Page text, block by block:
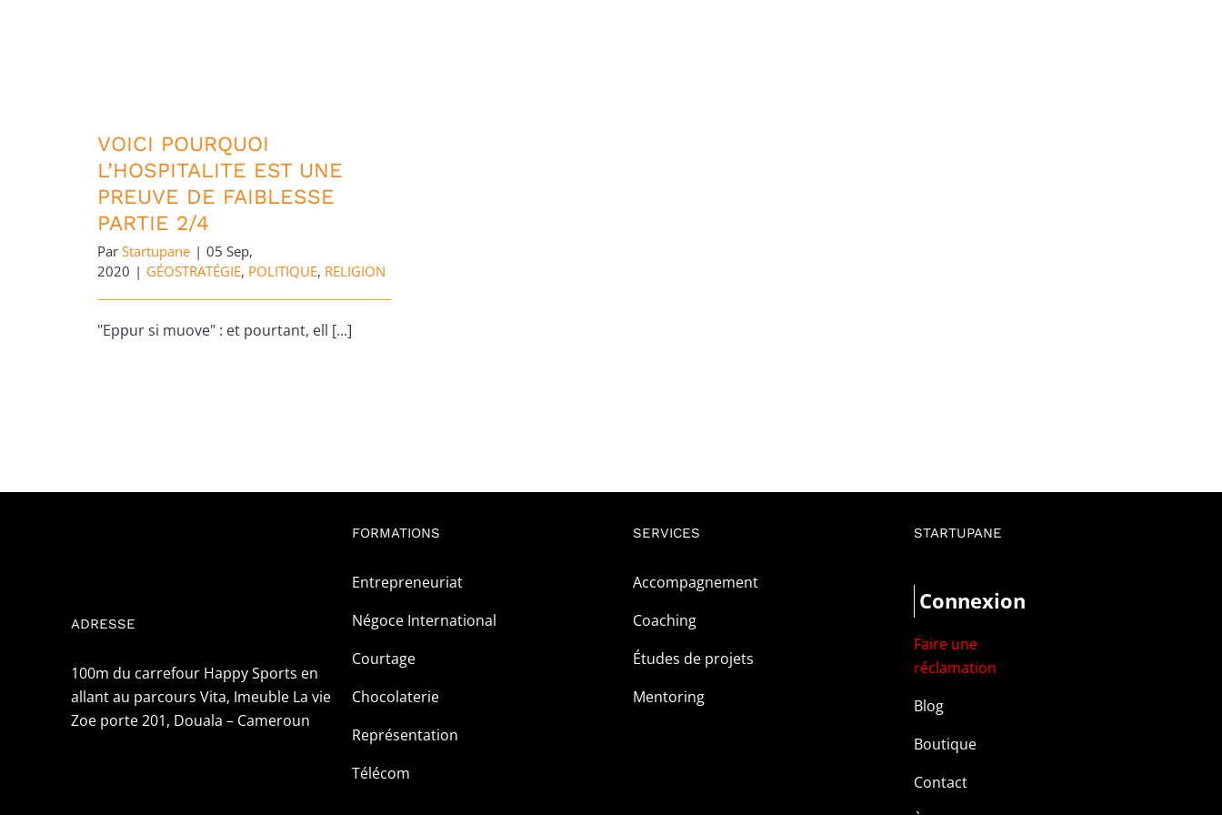
VOICI POURQUOI
L’HOSPITALITE EST UNE
PREUVE DE FAIBLESSE
PARTIE 2/4
Par Startupane | 05 Sep,
2020 | GÉOSTRATÉGIE, POLITIQUE, RELIGION
"Eppur si muove" : et pourtant, ell [...]
ADRESSE
100m du carrefour Happy Sports en
allant au parcours Vita, Imeuble La vie
Zoe porte 201, Douala – Cameroun
FORMATIONS
Entrepreneuriat
Négoce International
Courtage
Chocolaterie
Représentation
Télécom
SERVICES
Accompagnement
Coaching
Études de projets
Mentoring
STARTUPANE
Connexion
Faire une
réclamation
Blog
Boutique
Contact